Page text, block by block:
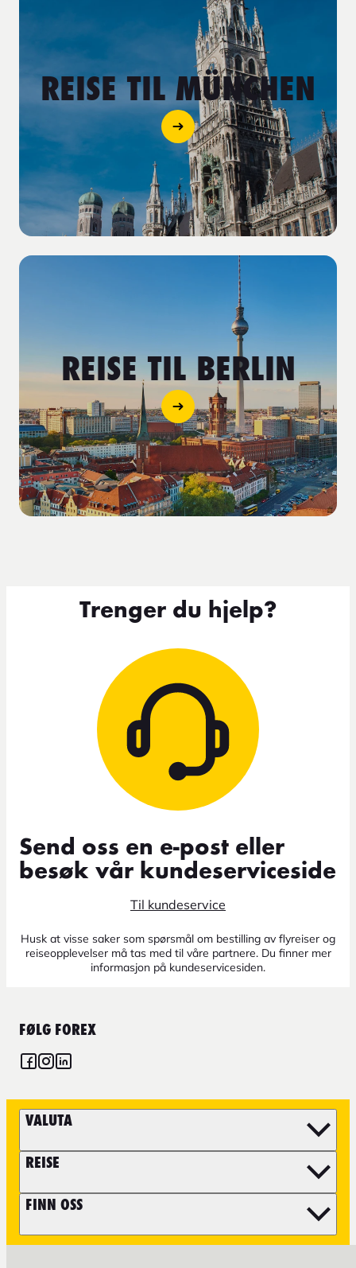
REISE TIL MÜNCHEN
REISE TIL BERLIN
Trenger du hjelp?
Send oss en e-post eller
besøk vår kundeserviceside
Til kundeservice
Husk at visse saker som spørsmål om bestilling av flyreiser og
reiseopplevelser må tas med til våre partnere. Du finner mer
informasjon på kundeservicesiden.
FØLG FOREX
VALUTA
REISE
FINN OSS